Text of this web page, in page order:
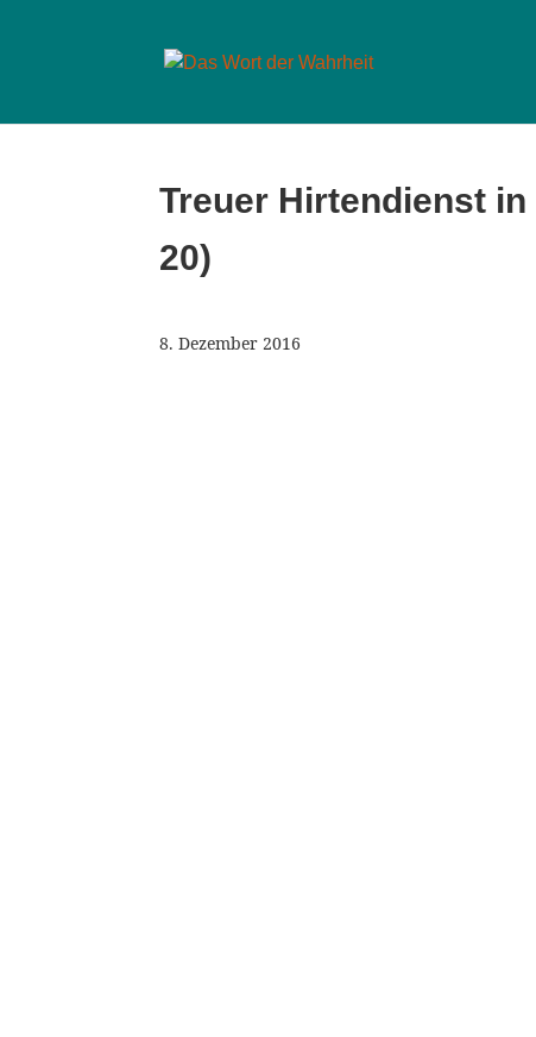
Treuer Hirtendienst
20)
8. Dezember 2016